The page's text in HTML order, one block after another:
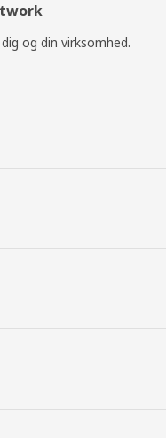
og din virksomhed.